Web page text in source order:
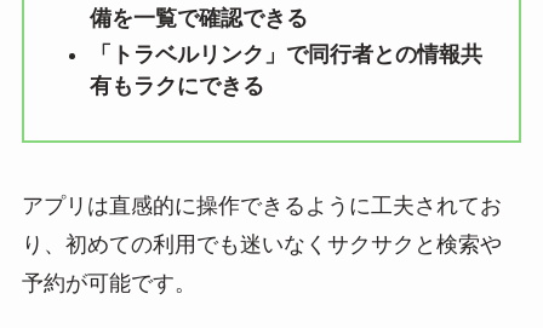
備を一覧で確認できる
「トラベルリンク」で同行者との情報共
有もラクにできる
アプリは直感的に操作できるように工夫されてお
り、初めての利用でも迷いなくサクサクと検索や
予約が可能です。